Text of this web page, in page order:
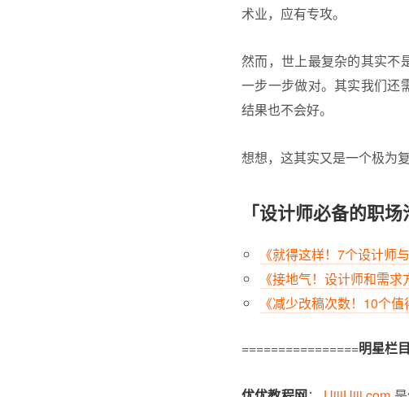
术业，应有专攻。
然而，世上最复杂的其实不
一步一步做对。其实我们还
结果也不会好。
想想，这其实又是一个极为
「设计师必备的职场
《就得这样！7个设计师
《接地气！设计师和需求
《减少改稿次数！10个
================明星栏